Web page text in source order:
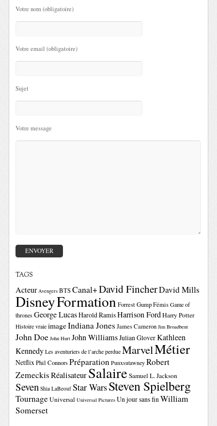
Votre nom (obligatoire)
Votre email (obligatoire)
Sujet
Votre message
TAGS
Acteur Avengers BTSCanal+David FincherDavid Mills
DisneyFormationForrest GumpFémis Game of
thrones George LucasHarold RamisHarrison FordHarry Potter
Histoire vraie imageIndiana Jones James Cameron Jim Broadbent
John Doe John Hurt John WilliamsJulian GloverKathleen
Kennedy Les aventuriers de l’arche perdue MarvelMétier
NetflixPhil ConnorsPréparation Punxsutawney Robert
ZemeckisRéalisateurSalaire Samuel L. Jackson
Seven Shia LaBeouf Star WarsSteven Spielberg
TournageUniversal Universal Pictures Un jour sans finWilliam
Somerset